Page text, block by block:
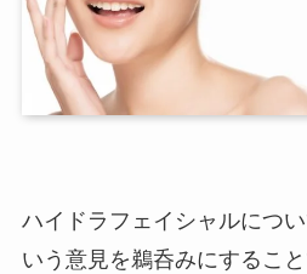
ハイドラフェイシャルにつ
いう意見を鵜呑みにするこ